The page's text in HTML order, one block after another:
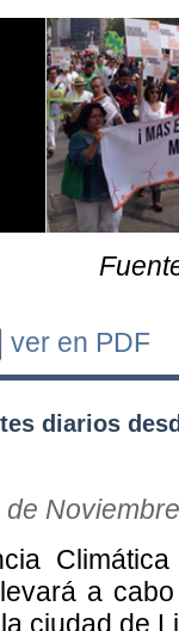
ver en PDF
diarios
a
ciudad de